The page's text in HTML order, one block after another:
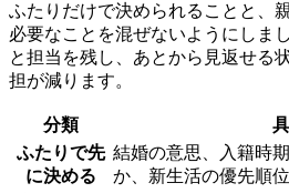
ふたりだけで決められることと、
必要なことを混ぜないようにしま
と担当を残し、あとから見返せる
担が減ります。
分類
ふたりで先
に決める
結婚の意思、入籍時
か、新生活の優先順位